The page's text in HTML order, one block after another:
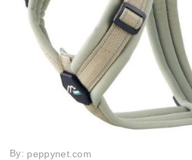
By: peppynet.com